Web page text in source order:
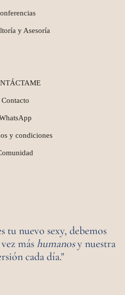
y Asesoría
Contacto
y condiciones
tu nuevo sexy, debemos
máshumanosy nuestra
cada día."